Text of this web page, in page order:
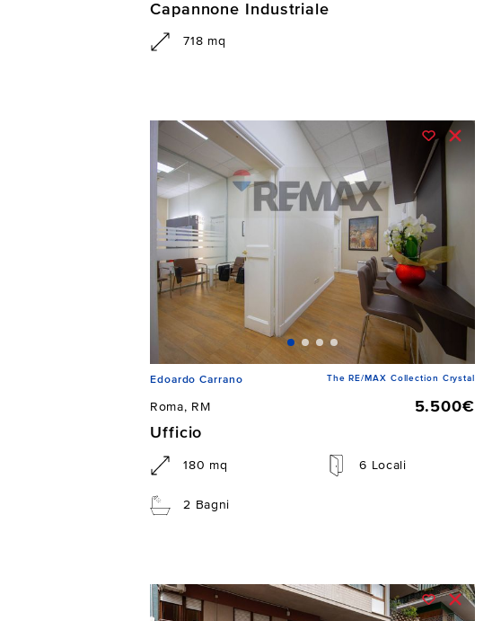
Capannone Industriale
718 mq
Edoardo Carrano The RE/MAX Collection Crystal
Roma, RM
5.500€
Ufficio
180 mq 6 Locali
2 Bagni